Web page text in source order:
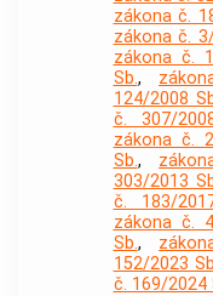
zákona č.
zákona č.
zákona č.
Sb.,
124/2008
č. 307/
zákona č.
Sb.,
303/2013
č. 183/
zákona č.
Sb.,
152/2023
č. 169/2024